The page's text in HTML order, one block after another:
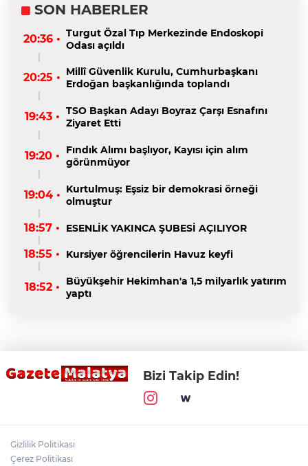
SON HABERLER
20:36 • Turgut Özal Tıp Merkezinde Endoskopi
Odası açıldı
20:25 • Millî Güvenlik Kurulu, Cumhurbaşkanı
Erdoğan başkanlığında toplandı
19:43 • TSO Başkan Adayı Boyraz Çarşı Esnafını
Ziyaret Etti
19:20 •
Fındık Alımı başlıyor, Kayısı için alım
görünmüyor
19:04 • Kurtulmuş: Eşsiz bir demokrasi örneği
olmuştur
18:57 • ESENLİK YAKINCA ŞUBESİ AÇILIYOR
18:55 • Kursiyer öğrencilerin Havuz keyfi
18:52 •
Büyükşehir Hekimhan'a 1,5 milyarlık yatırım
yaptı
Bizi Takip Edin!
Gizlilik Politikası
Çerez Politikası